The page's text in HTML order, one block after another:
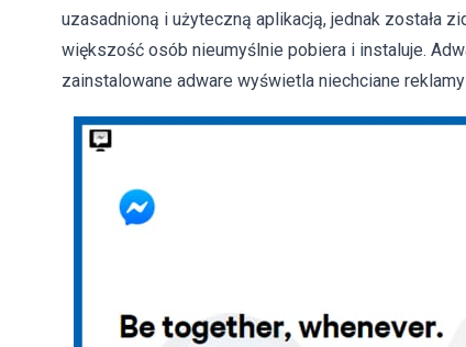
uzasadnioną i użyteczną aplikacją, jednak została
większość osób nieumyślnie pobiera i instaluje.
zainstalowane adware wyświetla niechciane